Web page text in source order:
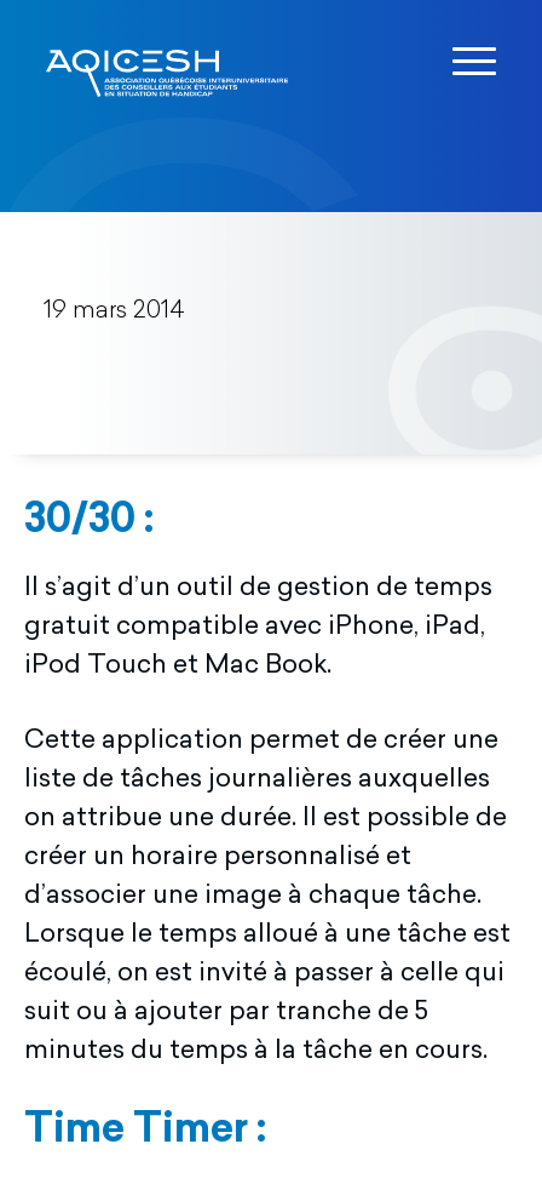
19 mars 2014
30/30 :
Il s’agit d’un outil de gestion de temps
gratuit compatible avec iPhone, iPad,
iPod Touch et Mac Book.
Cette application permet de créer une
liste de tâches journalières auxquelles
on attribue une durée. Il est possible de
créer un horaire personnalisé et
d’associer une image à chaque tâche.
Lorsque le temps alloué à une tâche est
écoulé, on est invité à passer à celle qui
suit ou à ajouter par tranche de 5
minutes du temps à la tâche en cours.
Time Timer :